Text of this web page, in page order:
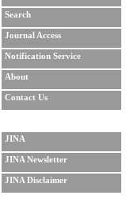
Search
Journal Access
Notification Service
About
Contact Us
JINA
JINA Newsletter
JINA Disclaimer